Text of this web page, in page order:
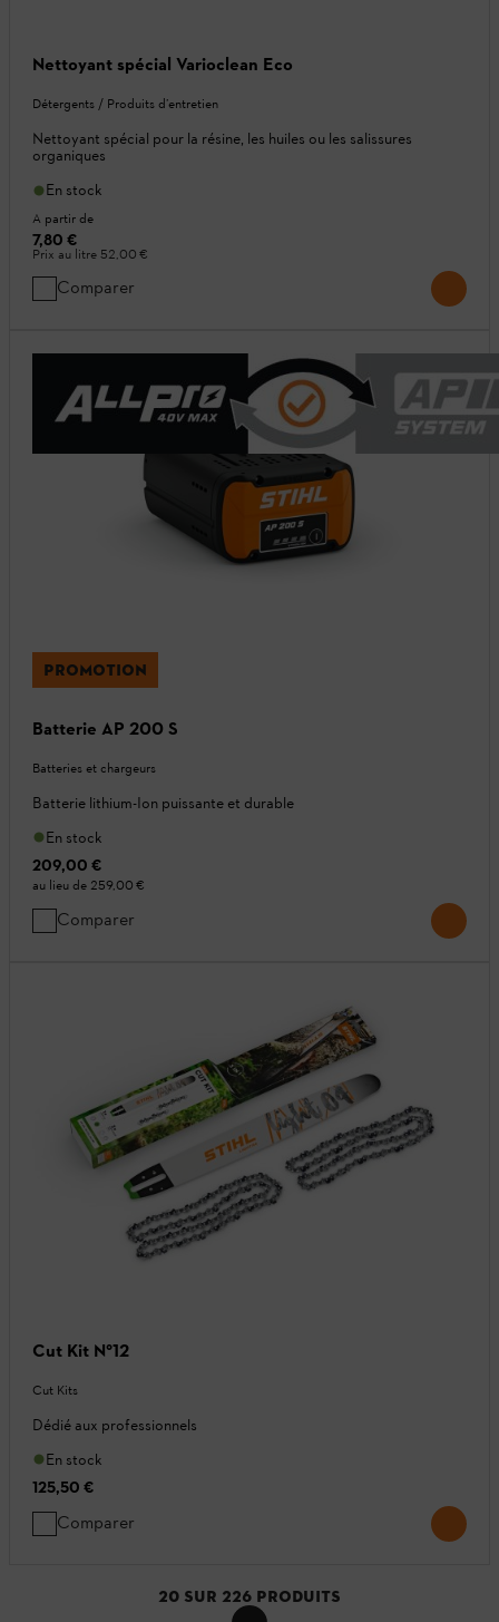
Nettoyant spécial Varioclean Eco
Détergents / Produits d’entretien
Nettoyant spécial pour la résine, les huiles ou les salissures
organiques
En stock
A partir de
7,80 €
Prix au litre52,00 €
Comparer
PROMOTION
Batterie AP 200 S
Batteries et chargeurs
Batterie lithium-Ion puissante et durable
En stock
209,00 €
au lieu de 259,00 €
Comparer
Cut Kit N°12
Cut Kits
Dédié aux professionnels
En stock
125,50 €
Comparer
20 SUR 226 PRODUITS